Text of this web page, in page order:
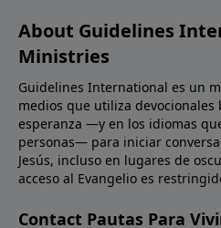
About Guidelines
Ministries
Guidelines International es un
medios que utiliza devocionales
esperanza —y en los idiomas
personas— para iniciar
Jesús, incluso en lugares de
acceso al Evangelio es
Contact Pautas Para